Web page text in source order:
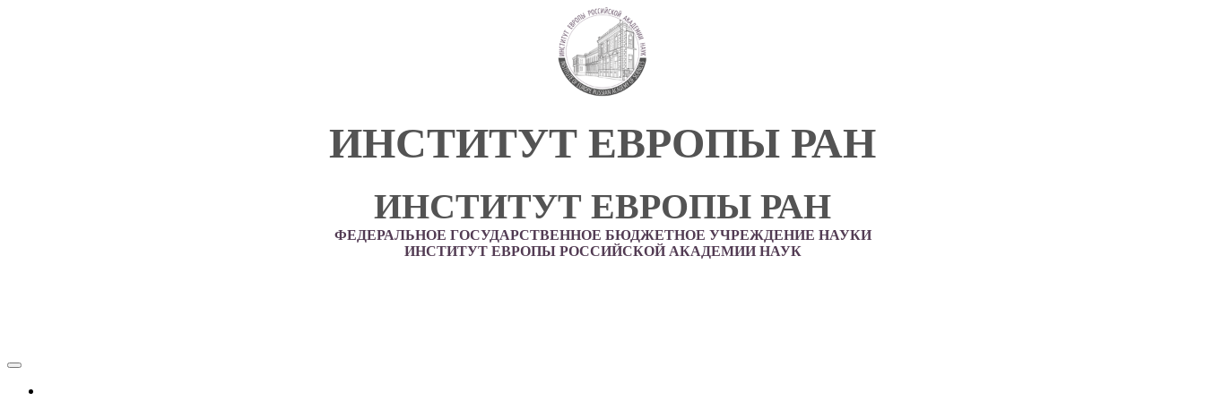
ИНСТИТУТ ЕВРОПЫ РАН
ИНСТИТУТ ЕВРОПЫ РАН
ФЕДЕРАЛЬНОЕ ГОСУДАРСТВЕННОЕ БЮДЖЕТНОЕ УЧРЕЖДЕНИЕ НАУКИ
ИНСТИТУТ ЕВРОПЫ РОССИЙСКОЙ АКАДЕМИИ НАУК